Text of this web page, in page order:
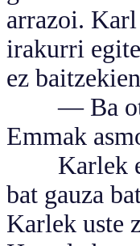
arrazoi.
irakurri
ez
— Ba ote
Emmak
Karlek ez
bat gauza
Karlek uste